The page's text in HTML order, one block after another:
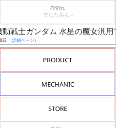
売切れ
でじたみん -
戦士ガンダム 水星の魔女汎用
日 （詳細ページ）
PRODUCT
MECHANIC
STORE